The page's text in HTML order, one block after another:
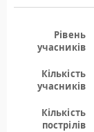
Рівень
учасників
Кількість
учасників
Кількість
пострілів